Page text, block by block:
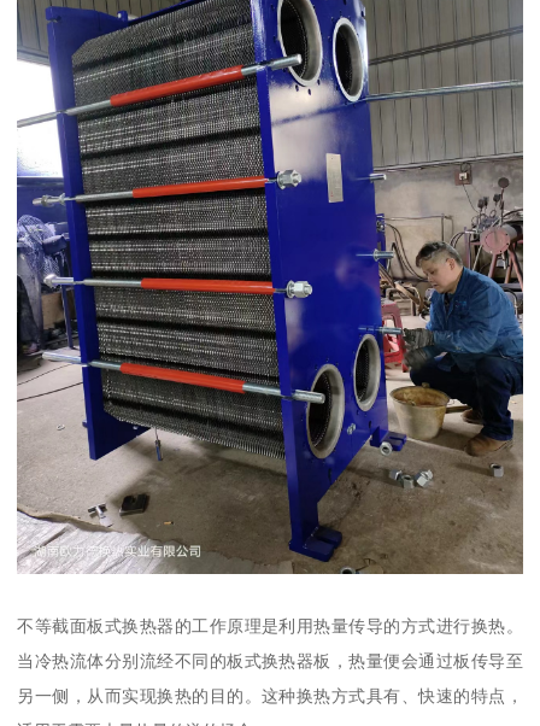
不等截面板式换热器的工作原理是利用热量传导的方式进行换热。
当冷热流体分别流经不同的板式换热器板，热量便会通过板传导至
另一侧，从而实现换热的目的。这种换热方式具有、快速的特点，